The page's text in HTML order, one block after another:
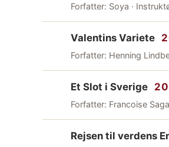
Forfatter: Soya ·
Valentins Variete
Forfatter: Henning
Et Slot i Sverige
Forfatter: Francoise
Rejsen til verdens